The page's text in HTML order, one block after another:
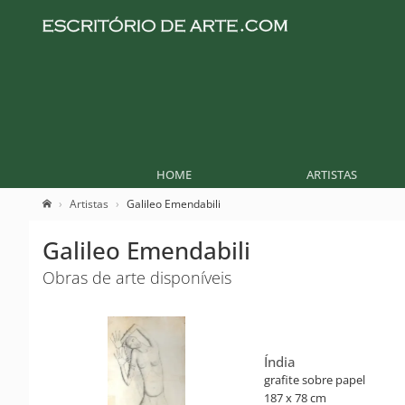
HOME ARTISTAS
Artistas Galileo Emendabili
Galileo Emendabili
Obras de arte disponíveis
Índia
grafite sobre papel
187 x 78 cm